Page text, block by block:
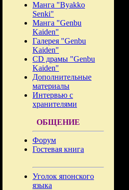
Манга "Byakko
Senki"
Манга "Genbu
Kaiden"
Галерея "Genbu
Kaiden"
CD драмы "Genbu
Kaiden"
Дополнительные
материалы
Интервью с
хранителями
ОБЩЕНИЕ
Форум
Гостевая книга
Уголок японского
языка